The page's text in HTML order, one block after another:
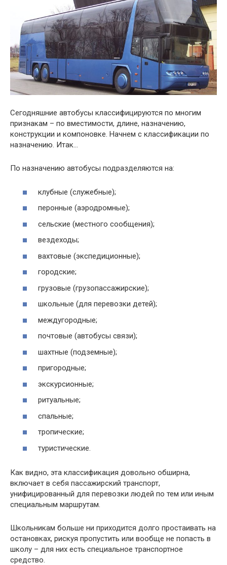
Сегодняшние автобусы классифицируются по многим
признакам – по вместимости, длине, назначению,
конструкции и компоновке. Начнем с классификации по
назначению. Итак…
По назначению автобусы подразделяются на:
клубные (служебные);
перонные (аэродромные);
сельские (местного сообщения);
вездеходы;
вахтовые (экспедиционные);
городские;
грузовые (грузопассажирские);
школьные (для перевозки детей);
междугородные;
почтовые (автобусы связи);
шахтные (подземные);
пригородные;
экскурсионные;
ритуальные;
спальные;
тропические;
туристические.
Как видно, эта классификация довольно обширна,
включает в себя пассажирский транспорт,
унифицированный для перевозки людей по тем или иным
специальным маршрутам.
Школьникам больше ни приходится долго простаивать на
остановках, рискуя пропустить или вообще не попасть в
школу – для них есть специальное транспортное
средство.